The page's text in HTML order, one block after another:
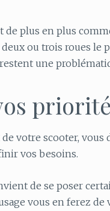
de plus en plus
ou trois roues le
une
votre scooter,
vos besoins.
de se poser
vous en ferez